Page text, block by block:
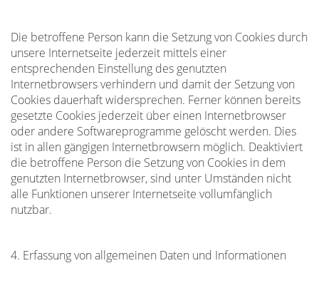
Die betroffene Person kann die Setzung von Cookies durch
unsere Internetseite jederzeit mittels einer
entsprechenden Einstellung des genutzten
Internetbrowsers verhindern und damit der Setzung von
Cookies dauerhaft widersprechen. Ferner können bereits
gesetzte Cookies jederzeit über einen Internetbrowser
oder andere Softwareprogramme gelöscht werden. Dies
ist in allen gängigen Internetbrowsern möglich. Deaktiviert
die betroffene Person die Setzung von Cookies in dem
genutzten Internetbrowser, sind unter Umständen nicht
alle Funktionen unserer Internetseite vollumfänglich
nutzbar.
4. Erfassung von allgemeinen Daten und Informationen